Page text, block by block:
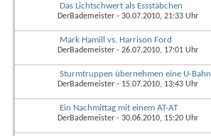
Das Lichtschwert als Essstäbchen
DerBademeister - 30.07.2010, 21:33 Uhr
Mark Hamill vs. Harrison Ford
DerBademeister - 26.07.2010, 17:01 Uhr
Sturmtruppen übernehmen eine U-Bahn
DerBademeister - 15.07.2010, 13:43 Uhr
Ein Nachmittag mit einem AT-AT
DerBademeister - 30.06.2010, 15:20 Uhr